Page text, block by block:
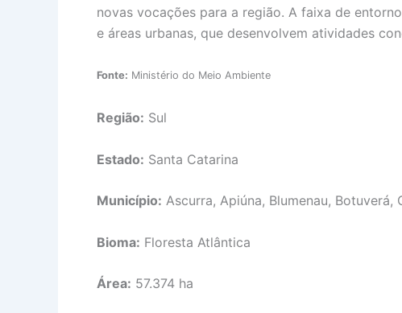
novas vocações para a região. A faixa de
e áreas urbanas, que desenvolvem atividades
Fonte: Ministério do Meio Ambiente
Região: Sul
Estado: Santa Catarina
Município: Ascurra, Apiúna, Blumenau, Botuverá,
Bioma: Floresta Atlântica
Área: 57.374 ha